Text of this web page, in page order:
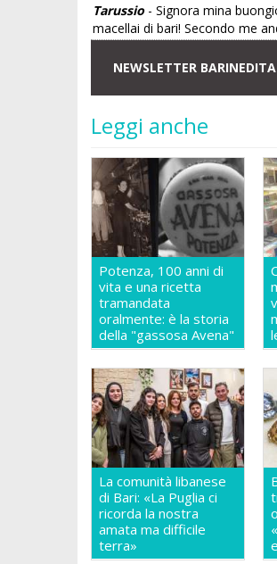
Tarussio - Signora mina
macellai di bari! Secondo me
NEWSLETTER BARINEDITA
Leggi anche
Potenza, 100 anni di
vita e una ricetta
tramandata
oralmente: è la storia
della "gassosa Avena"
La comunità libanese
di Bari: «La Puglia ci
ricorda la nostra
amata ma difficile
terra»